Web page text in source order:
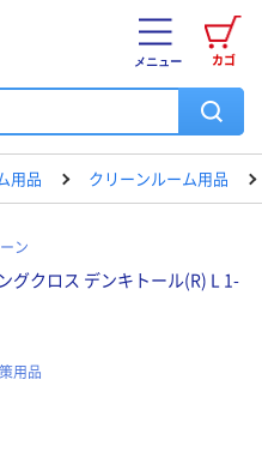
カゴ
メニュー
用品 クリーンルーム用品
ン
グクロス デンキトール(R) L 1-
用品